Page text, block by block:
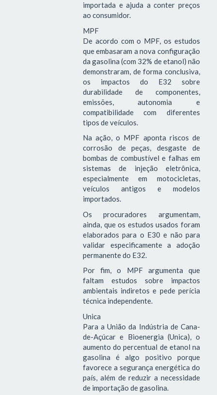
importada e ajuda a conter preços
ao consumidor.
MPF
De acordo com o MPF, os estudos
que embasaram a nova configuração
da gasolina (com 32% de etanol) não
demonstraram, de forma conclusiva,
os impactos do E32 sobre
durabilidade de componentes,
emissões, autonomia e
compatibilidade com diferentes
tipos de veículos.
Na ação, o MPF aponta riscos de
corrosão de peças, desgaste de
bombas de combustível e falhas em
sistemas de injeção eletrônica,
especialmente em motocicletas,
veículos antigos e modelos
importados.
Os procuradores argumentam,
ainda, que os estudos usados foram
elaborados para o E30 e não para
validar especificamente a adoção
permanente do E32.
Por fim, o MPF argumenta que
faltam estudos sobre impactos
ambientais indiretos e pede perícia
técnica independente.
Unica
Para a União da Indústria de Cana-
de-Açúcar e Bioenergia (Unica), o
aumento do percentual de etanol na
gasolina é algo positivo porque
favorece a segurança energética do
país, além de reduzir a necessidade
de importação de gasolina.